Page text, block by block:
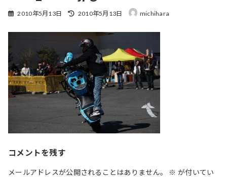
2010年5月13日
最
新
日
時
:
2010年5月13日 michihara
コメントを残す
メールアドレスが公開されることはありません。 ※ が付いてい